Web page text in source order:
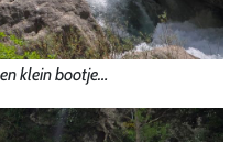
klein bootje…